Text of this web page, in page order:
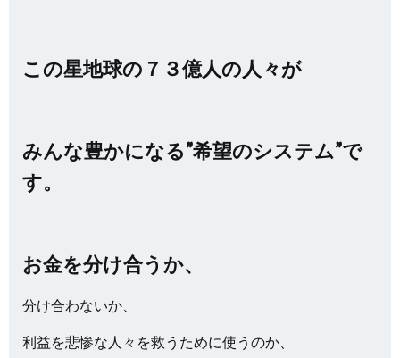
この星地球の７３億人の人々が
みんな豊かになる”希望のシステム”で
す。
お金を分け合うか、
分け合わないか、
利益を悲惨な人々を救うために使うのか、